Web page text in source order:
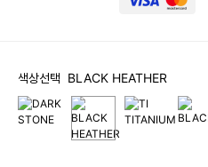
색상선택 BLACK HEATHER